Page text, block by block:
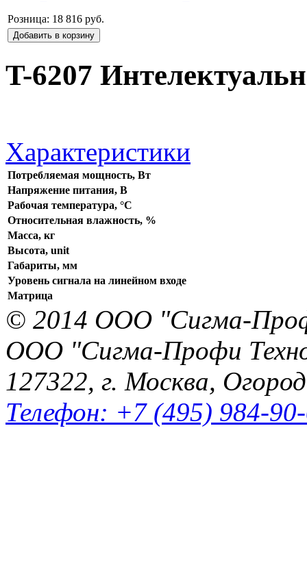
Розница: 18 816 руб.
Добавить в корзину
T-6207
Характеристики
Потребляемая мощность, Вт
Напряжение питания, В
Рабочая температура, °C
Относительная влажность, %
Масса, кг
Высота, unit
Габариты, мм
Уровень сигнала на линейном входе
Матрица
© 2014 ООО "Сигма-
ООО "Сигма-Профи
127322, г. Москва,
Телефон: +7 (495) 984-